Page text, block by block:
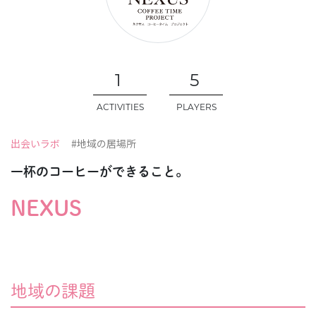
1
ACTIVITIES
5
PLAYERS
出会いラボ #地域の居場所
一杯のコーヒーができること。
NEXUS
地域の課題